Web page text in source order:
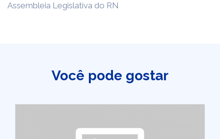
Assembleia Legislativa do RN
Você pode gostar